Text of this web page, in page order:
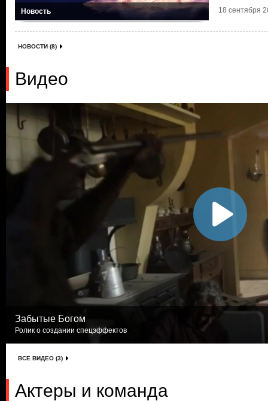
Новость 18 сентября
НОВОСТИ (8)
Видео
Забытые Богом
Ролик о создании спецэффектов
ВСЕ ВИДЕО (3)
Актеры и команда